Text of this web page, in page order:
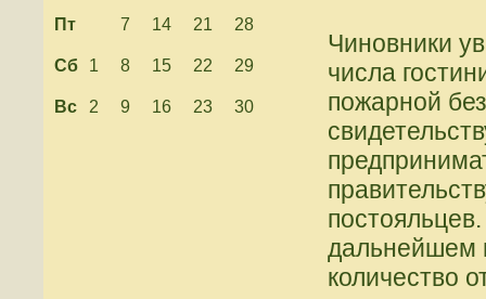
Пт 7 14 21 28
Сб 1 8 15 22 29
Вс 2 9 16 23 30
Чиновники
числа
пожарной
дальнейшем
количество